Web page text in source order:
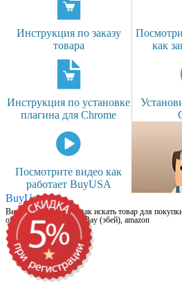
Инструкция по заказу
товара
как
Инструкция по установке
плагина для Chrome
Посмотрите видео как
работает BuyUSA
BuyUsa.ru
Видео для новичков: как искать товар для
онлайн магазинах, на eBay (эбей), amazon